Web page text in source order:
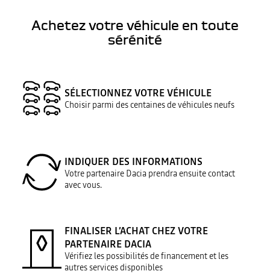
Achetez votre véhicule en toute
sérénité
SÉLECTIONNEZ VOTRE VÉHICULE
Choisir parmi des centaines de véhicules neufs
INDIQUER DES INFORMATIONS
Votre partenaire Dacia prendra ensuite contact
avec vous.
FINALISER L’ACHAT CHEZ VOTRE
PARTENAIRE DACIA
Vérifiez les possibilités de financement et les
autres services disponibles